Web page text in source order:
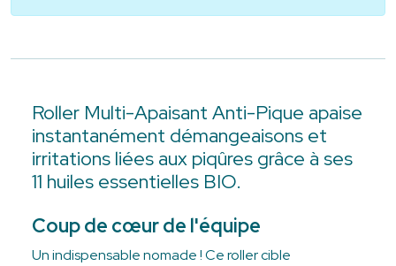
Roller Multi-Apaisant Anti-Pique apaise
instantanément démangeaisons et
irritations liées aux piqûres grâce à ses
11 huiles essentielles BIO.
Coup de cœur de l'équipe
Un indispensable nomade ! Ce roller cible